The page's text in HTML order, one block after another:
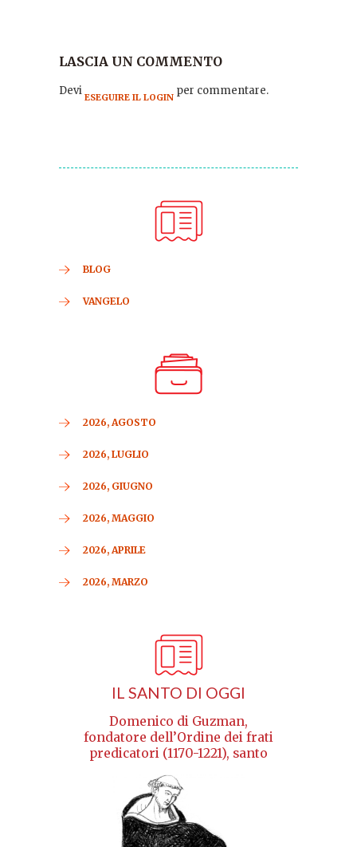
LASCIA UN COMMENTO
Devi ESEGUIRE IL LOGIN per commentare.
BLOG
VANGELO
2026, AGOSTO
2026, LUGLIO
2026, GIUGNO
2026, MAGGIO
2026, APRILE
2026, MARZO
IL SANTO DI OGGI
Domenico di Guzman,
fondatore dell’Ordine dei frati
predicatori (1170-1221), santo